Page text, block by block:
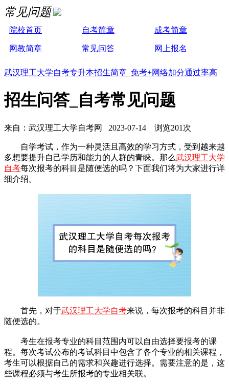
常见问题
院校首页 自考简章 成考简章
网教简章 常见问答 网上报名
武汉理工大学自考专升本招生简章 免考+网络加分通过率高
招生问答_自考常见问题
来自：武汉理工大学自考网 2023-07-14 浏览201次
自学考试，作为一种灵活且高效的学习方式，受到越来越
多想要提升自己学历和能力的人群的青睐。那么武汉理工大学
自考每次报考的科目是随便选的吗？下面我们将为大家进行详
细介绍。
首先，对于武汉理工大学自考来说，每次报考的科目并非
随便选的。
考生在报考专业的科目范围内可以自由选择要报考的课
程。每次考试公布的考试科目中包含了各个专业的相关课程，
考生可以根据自己的需求和兴趣进行选择。需要注意的是，这
些课程必须与考生所报考的专业相关联。